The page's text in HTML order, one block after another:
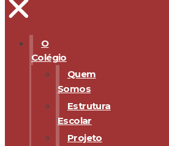
O
Colégio
Quem
Somos
Estrutura
Escolar
Projeto